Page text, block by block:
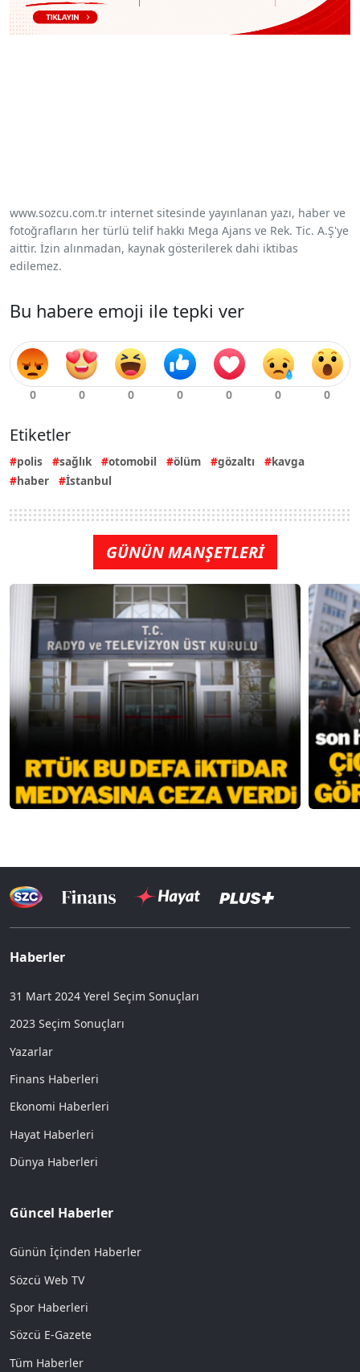
www.sozcu.com.tr internet sitesinde yayınlanan yazı, haber ve
fotoğrafların her türlü telif hakkı Mega Ajans ve Rek. Tic. A.Ş'ye
aittir. İzin alınmadan, kaynak gösterilerek dahi iktibas
edilemez.
Bu habere emoji ile tepki ver
Etiketler
polis sağlık otomobil ölüm gözaltı
kavga
haber
İstanbul
GÜNÜN MANŞETLERİ
Haberler
31 Mart 2024 Yerel Seçim Sonuçları
2023 Seçim Sonuçları
Yazarlar
Finans Haberleri
Ekonomi Haberleri
Hayat Haberleri
Dünya Haberleri
Güncel Haberler
Günün İçinden Haberler
Sözcü Web TV
Spor Haberleri
Sözcü E-Gazete
Tüm Haberler